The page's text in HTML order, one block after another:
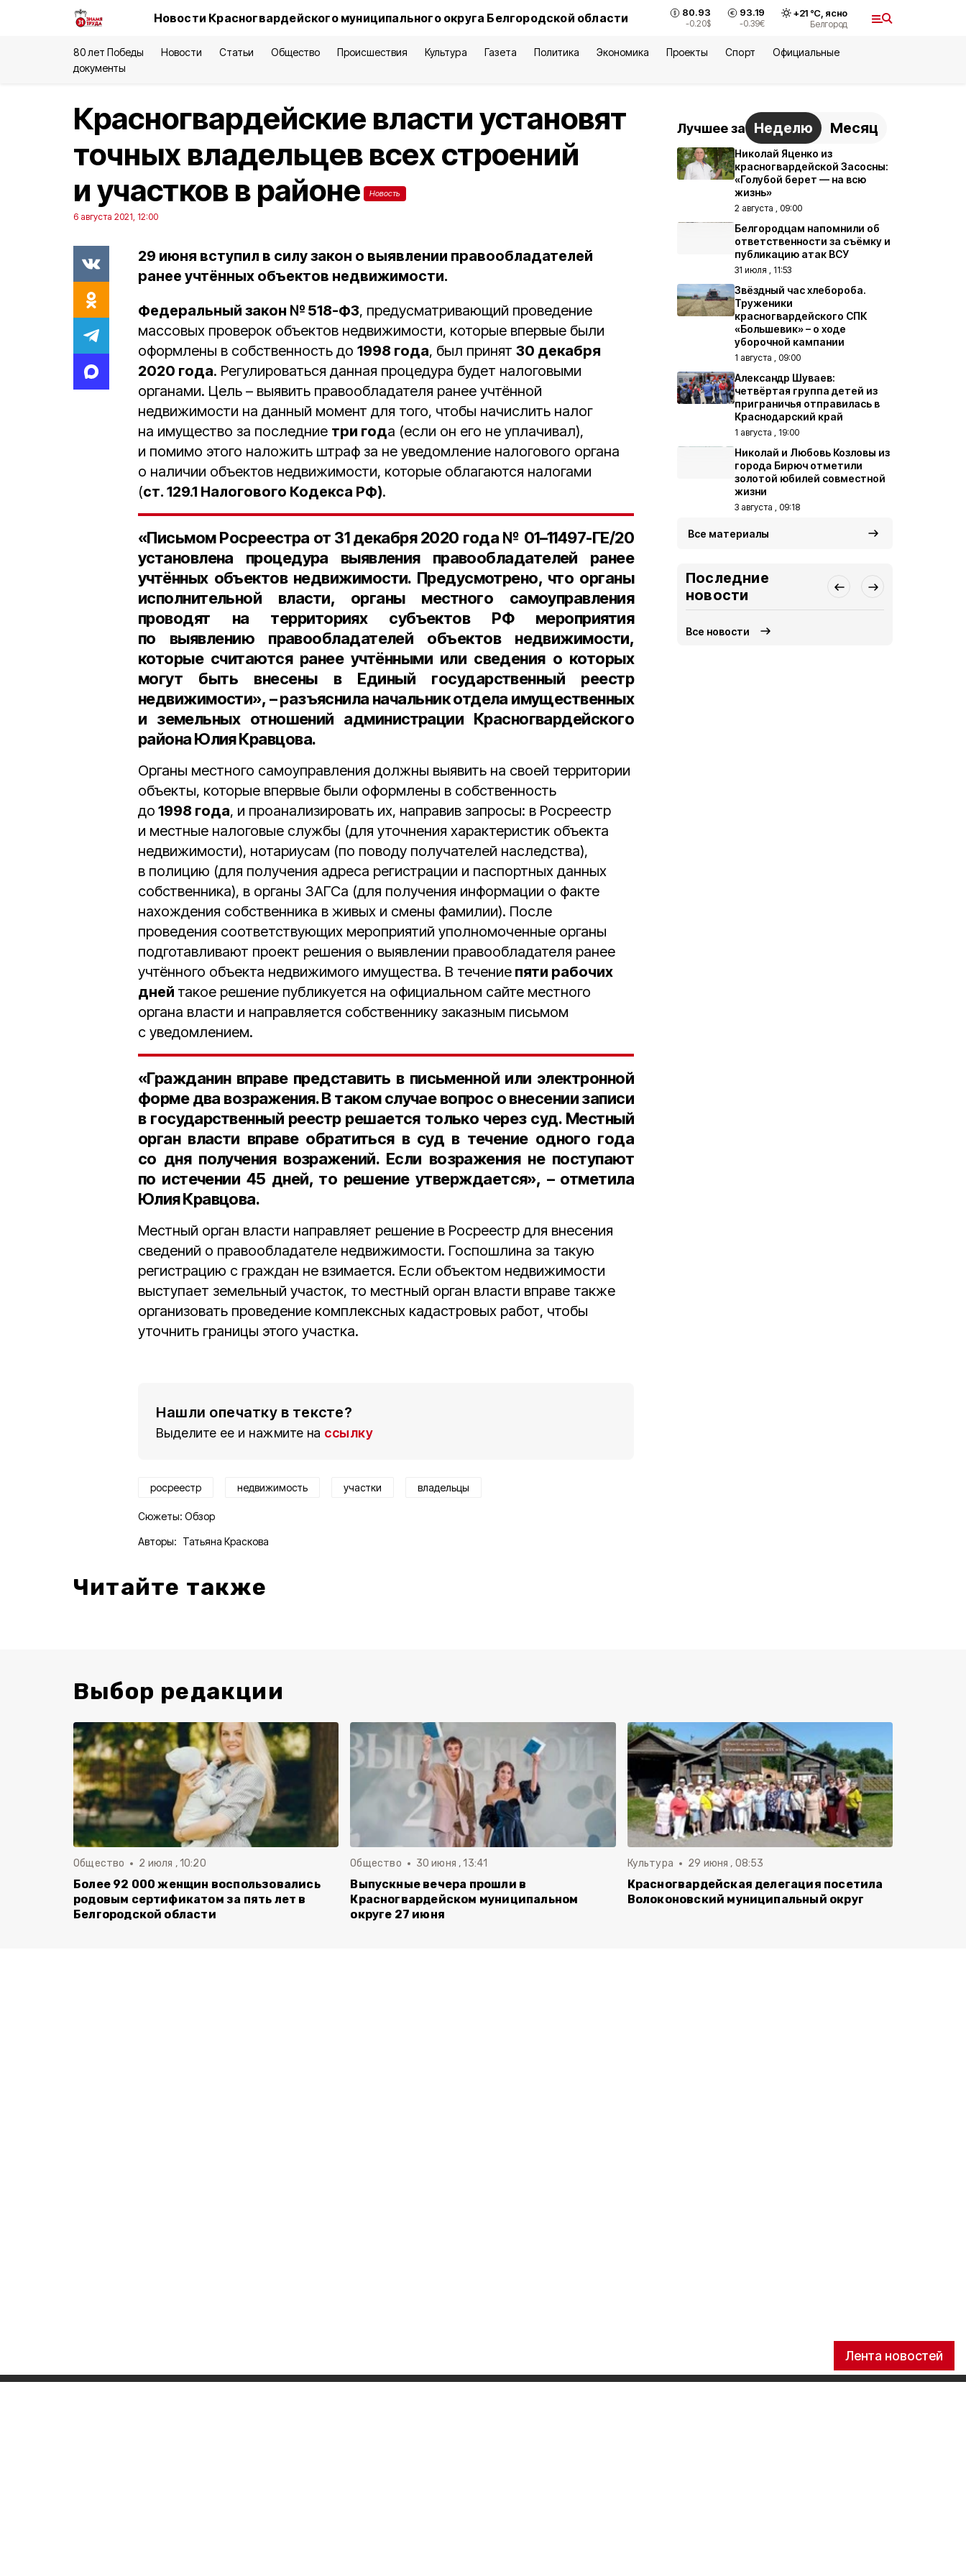
Новости Красногвардейского муниципального округа Белгородской области 80.93
-0.20$
93.19
-0.39€
+21°С, ясно
Белгород
80 лет Победы Новости Статьи Общество Происшествия Культура Газета Политика Экономика Проекты Спорт
Официальные
документы
Лента новостей
Красногвардейские власти установят
точных владельцев всех строений
и участков в районе
Новость
6 августа 2021, 12:00
29 июня вступил в силу закон о выявлении правообладателей
ранее учтённых объектов недвижимости.
Федеральный закон № 518-ФЗ, предусматривающий проведение
массовых проверок объектов недвижимости, которые впервые были
оформлены в собственность до 1998 года, был принят 30 декабря
2020 года. Регулироваться данная процедура будет налоговыми
органами. Цель – выявить правообладателя ранее учтённой
недвижимости на данный момент для того, чтобы начислить налог
на имущество за последние три года (если он его не уплачивал),
и помимо этого наложить штраф за не уведомление налогового органа
о наличии объектов недвижимости, которые облагаются налогами
(ст. 129.1 Налогового Кодекса РФ).
«Письмом Росреестра от 31 декабря 2020 года № 01–11497-ГЕ/20
установлена процедура выявления правообладателей ранее
учтённых объектов недвижимости. Предусмотрено, что органы
исполнительной власти, органы местного самоуправления
проводят на территориях субъектов РФ мероприятия
по выявлению правообладателей объектов недвижимости,
которые считаются ранее учтёнными или сведения о которых
могут быть внесены в Единый государственный реестр
недвижимости», – разъяснила начальник отдела имущественных
и земельных отношений администрации Красногвардейского
района Юлия Кравцова.
Органы местного самоуправления должны выявить на своей территории
объекты, которые впервые были оформлены в собственность
до 1998 года, и проанализировать их, направив запросы: в Росреестр
и местные налоговые службы (для уточнения характеристик объекта
недвижимости), нотариусам (по поводу получателей наследства),
в полицию (для получения адреса регистрации и паспортных данных
собственника), в органы ЗАГСа (для получения информации о факте
нахождения собственника в живых и смены фамилии). После
проведения соответствующих мероприятий уполномоченные органы
подготавливают проект решения о выявлении правообладателя ранее
учтённого объекта недвижимого имущества. В течение пяти рабочих
дней такое решение публикуется на официальном сайте местного
органа власти и направляется собственнику заказным письмом
с уведомлением.
«Гражданин вправе представить в письменной или электронной
формедва возражения. В таком случае вопрос о внесении записи
в государственный реестр решается только через суд. Местный
орган власти вправе обратиться в суд в течение одного года
со дня получения возражений. Если возражения не поступают
по истечении 45 дней, то решение утверждается», – отметила
Юлия Кравцова.
Местный орган власти направляет решение в Росреестр для внесения
сведений о правообладателе недвижимости. Госпошлина за такую
регистрацию с граждан не взимается. Если объектом недвижимости
выступает земельный участок, то местный орган власти вправе также
организовать проведение комплексных кадастровых работ, чтобы
уточнить границы этого участка.
Нашли опечатку в тексте?
Выделите ее и нажмите на ссылку
росреестр недвижимость участки владельцы
Сюжеты: Обзор
Авторы: Татьяна Краскова
Читайте также
Лучшее за Неделю Месяц
Николай Яценко из
красногвардейской Засосны:
«Голубой берет — на всю
жизнь»
2 августа , 09:00
Белгородцам напомнили об
ответственности за съёмку и
публикацию атак ВСУ
31 июля , 11:53
Звёздный час хлебороба.
Труженики
красногвардейского СПК
«Большевик» – о ходе
уборочной кампании
1 августа , 09:00
Александр Шуваев:
четвёртая группа детей из
приграничья отправилась в
Краснодарский край
1 августа , 19:00
Николай и Любовь Козловы из
города Бирюч отметили
золотой юбилей совместной
жизни
3 августа , 09:18
Все материалы
Последние
новости
Все новости
Выбор редакции
Общество 2 июля , 10:20
Более 92 000 женщин воспользовались
родовым сертификатом за пять лет в
Белгородской области
Общество 30 июня , 13:41
Выпускные вечера прошли в
Красногвардейском муниципальном
округе 27 июня
Культура 29 июня , 08:53
Красногвардейская делегация посетила
Волоконовский муниципальный округ